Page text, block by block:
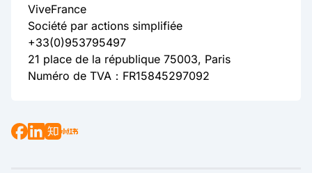
ViveFrance
Société par actions simplifiée
+33(0)953795497
21 place de la république 75003, Paris
Numéro de TVA：FR15845297092